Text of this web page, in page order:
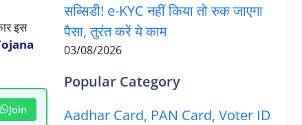
इस
Join
सब्सिडी! e-KYC नहीं किया तो रुक जाएगा
पैसा, तुरंत करें ये काम
03/08/2026
Popular Category
Aadhar Card, PAN Card, Voter ID